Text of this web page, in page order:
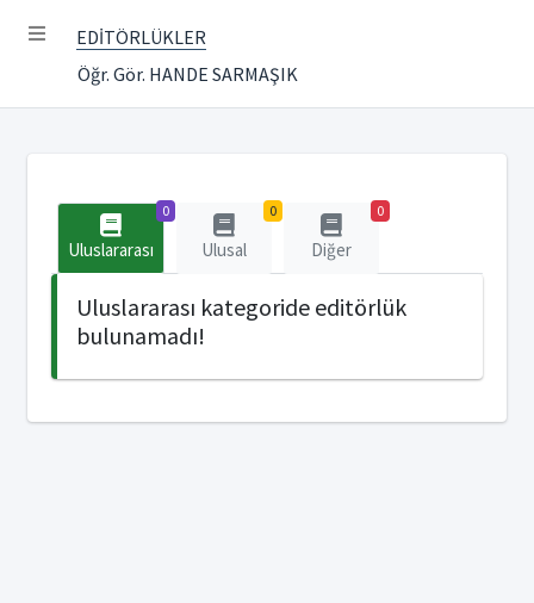
EDİTÖRLÜKLER
Öğr. Gör. HANDE SARMAŞIK
0
Uluslararası
0
Ulusal
0
Diğer
Uluslararası kategoride editörlük
bulunamadı!